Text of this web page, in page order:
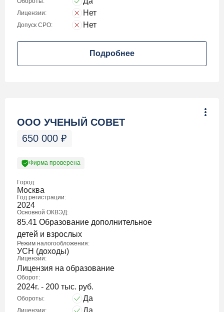
Лицензии: Нет
Допуск СРО: Нет
Подробнее
ООО УЧЕНЫЙ СОВЕТ
650 000 ₽
Фирма проверена
Город:
Москва
Год регистрации:
2024
Основной ОКВЭД:
85.41 Образование дополнительное
детей и взрослых
Режим налогообложения:
УСН (доходы)
Лицензии:
Лицензия на образование
Оборот:
2024г. - 200 тыс. руб.
Обороты: Да
Лицензии: Да